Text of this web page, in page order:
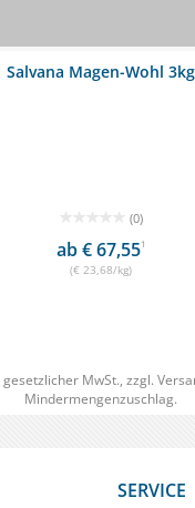
Salvana Magen-Wohl 3kg
(0)
ab € 67,551
(€ 23,68/kg)
MwSt., zzgl.
Mindermengenzuschlag.
SERVICE